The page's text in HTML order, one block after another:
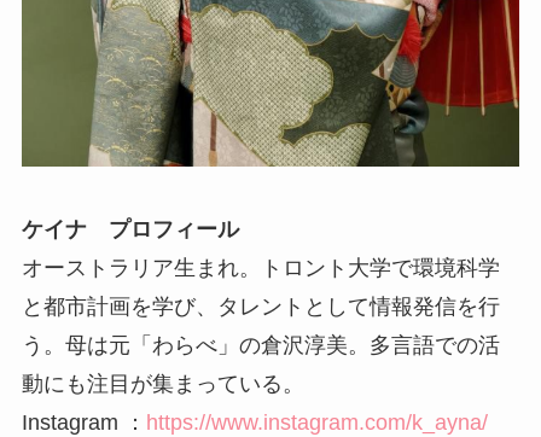
ケイナ プロフィール
オーストラリア生まれ。トロント大学で環境科学
と都市計画を学び、タレントとして情報発信を行
う。母は元「わらべ」の倉沢淳美。多言語での活
動にも注目が集まっている。
Instagram ： https://www.instagram.com/k_ayna/